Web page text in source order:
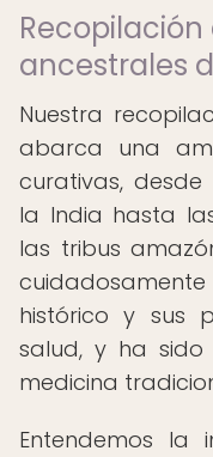
ancestrales
Nuestra
abarca una
curativas,
la India hasta
las tribus
histórico y sus
salud, y ha sido
medicina
Entendemos la